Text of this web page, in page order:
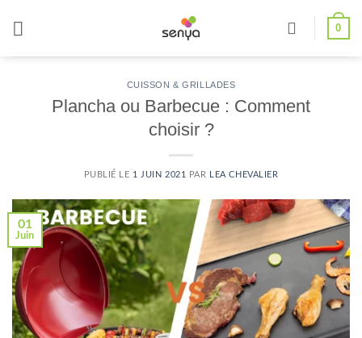
0
CUISSON & GRILLADES
Plancha ou Barbecue : Comment
choisir ?
PUBLIÉ LE 1 JUIN 2021 PAR LEA CHEVALIER
01
Juin